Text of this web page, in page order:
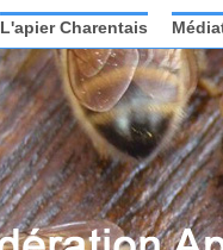
L'apier Charentais